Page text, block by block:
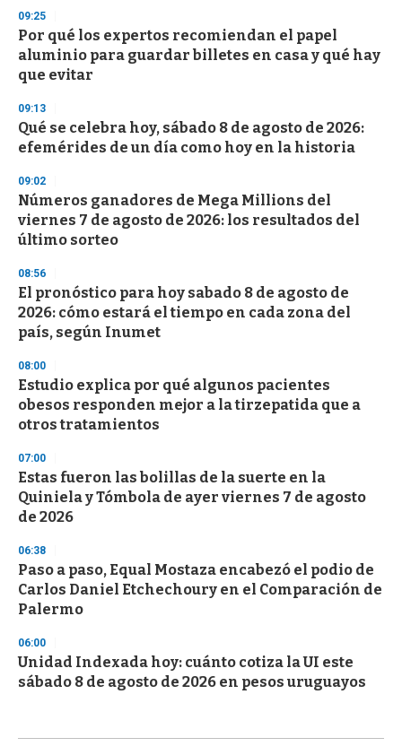
d
s
o
f
3
s
e
c
o
d
s
09:25
Por qué los expertos recomiendan el papel
aluminio para guardar billetes en casa y qué hay
que evitar
09:13
Qué se celebra hoy, sábado 8 de agosto de 2026:
efemérides de un día como hoy en la historia
09:02
Números ganadores de Mega Millions del
viernes 7 de agosto de 2026: los resultados del
último sorteo
08:56
El pronóstico para hoy sabado 8 de agosto de
2026: cómo estará el tiempo en cada zona del
país, según Inumet
08:00
Estudio explica por qué algunos pacientes
obesos responden mejor a la tirzepatida que a
otros tratamientos
07:00
Estas fueron las bolillas de la suerte en la
Quiniela y Tómbola de ayer viernes 7 de agosto
de 2026
06:38
Paso a paso, Equal Mostaza encabezó el podio de
Carlos Daniel Etchechoury en el Comparación de
Palermo
06:00
Unidad Indexada hoy: cuánto cotiza la UI este
sábado 8 de agosto de 2026 en pesos uruguayos